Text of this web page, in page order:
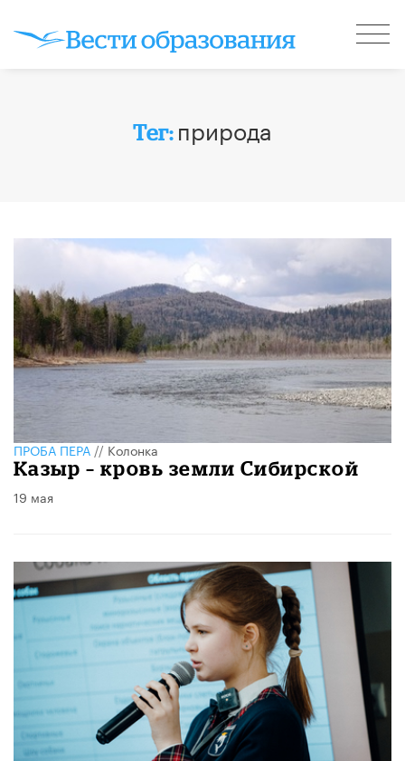
Тег: природа
ПРОБА ПЕРА//Колонка
Казыр – кровь земли Сибирской
19 мая